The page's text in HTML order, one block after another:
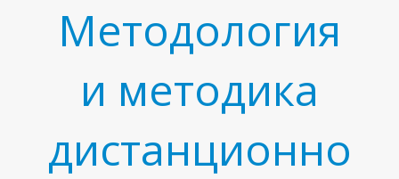
Методология
и методика
дистанционно